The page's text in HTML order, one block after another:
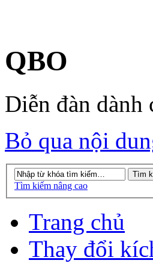
QBO
Diễn đàn
Bỏ qua nội
Tìm kiếm nâng cao
Trang chủ
Thay đổi